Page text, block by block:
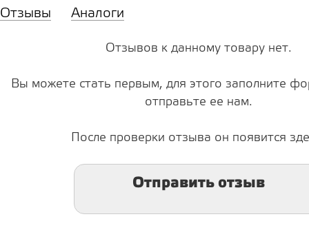
Отзывы Аналоги
Отзывов к данному товару нет.
Вы можете стать первым, для этого заполните
отправьте ее нам.
После проверки отзыва он появится
Отправить отзыв